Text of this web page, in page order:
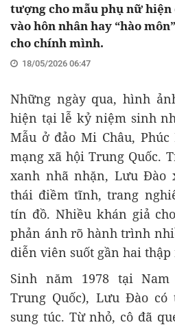
tượng cho mẫu phụ nữ
vào hôn nhân hay “hào
cho chính mình.
18/05/2026 06:47
Những ngày qua, hình
hiện tại lễ kỷ niệm sinh
Mẫu ở đảo Mi Châu,
mạng xã hội Trung Quốc.
xanh nhã nhặn, Lưu Đào
thái điềm tĩnh, trang
tín đồ. Nhiều khán giả
phản ánh rõ hành trình
diễn viên suốt gần hai
Sinh năm 1978 tại Nam
Trung Quốc), Lưu Đào
sung túc. Từ nhỏ, cô đã